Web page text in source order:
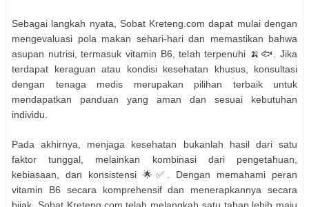
Sebagai langkah nyata, Sobat Kreteng.com dapat mulai dengan
mengevaluasi pola makan sehari-hari dan memastikan bahwa
asupan nutrisi, termasuk vitamin B6, telah terpenuhi 🍌🐟. Jika
terdapat keraguan atau kondisi kesehatan khusus, konsultasi
dengan tenaga medis merupakan pilihan terbaik untuk
mendapatkan panduan yang aman dan sesuai kebutuhan
individu.
Pada akhirnya, menjaga kesehatan bukanlah hasil dari satu
faktor tunggal, melainkan kombinasi dari pengetahuan,
kebiasaan, dan konsistensi 🌟✅. Dengan memahami peran
vitamin B6 secara komprehensif dan menerapkannya secara
bijak, Sobat Kreteng.com telah melangkah satu tahap lebih maju